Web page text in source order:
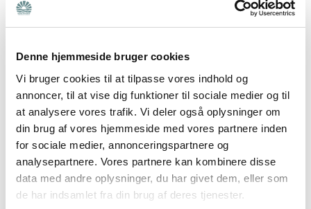
Denne hjemmeside bruger cookies
Vi bruger cookies til at tilpasse vores indhold og
annoncer, til at vise dig funktioner til sociale medier og til
at analysere vores trafik. Vi deler også oplysninger om
din brug af vores hjemmeside med vores partnere inden
for sociale medier, annonceringspartnere og
analysepartnere. Vores partnere kan kombinere disse
data med andre oplysninger, du har givet dem, eller som
de har indsamlet fra din brug af deres tjenester.
Ønsker du skriftlig rådgivning fra en af vores
fagprofessionelle rådgivere om de spørgsmål og
skrive til os.
Skriv til os